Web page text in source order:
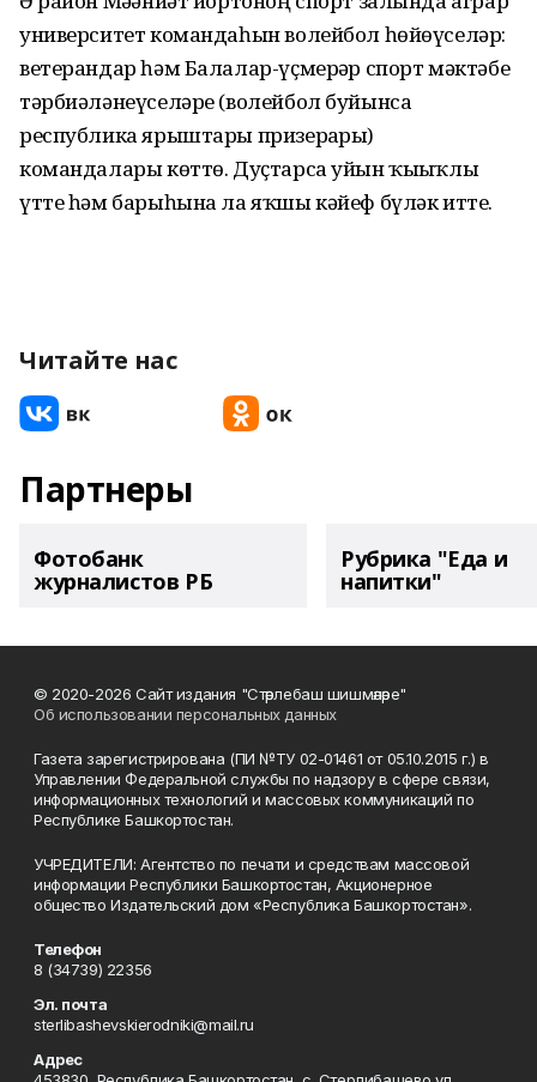
университет командаһын волейбол һөйөүселәр:
ветерандар һәм Балалар-үҫмерҙәр спорт мәктәбе
тәрбиәләнеүселәре (волейбол буйынса
республика ярыштары призерҙары)
командалары көттө. Дуҫтарса уйын ҡыҙыҡлы
үтте һәм барыһына ла яҡшы кәйеф бүләк итте.
Читайте нас
Партнеры
Фотобанк
журналистов РБ
Рубрика "Еда и
напитки"
© 2020-2026 Сайт издания "Стәрлебаш шишмәләре"
Об использовании персональных данных
Газета зарегистрирована (ПИ №ТУ 02-01461 от 05.10.2015 г.) в
Управлении Федеральной службы по надзору в сфере связи,
информационных технологий и массовых коммуникаций по
Республике Башкортостан.
УЧРЕДИТЕЛИ: Агентство по печати и средствам массовой
информации Республики Башкортостан, Акционерное
общество Издательский дом «Республика Башкортостан».
Телефон
8 (34739) 22356
Эл. почта
sterlibashevskierodniki@mail.ru
Адрес